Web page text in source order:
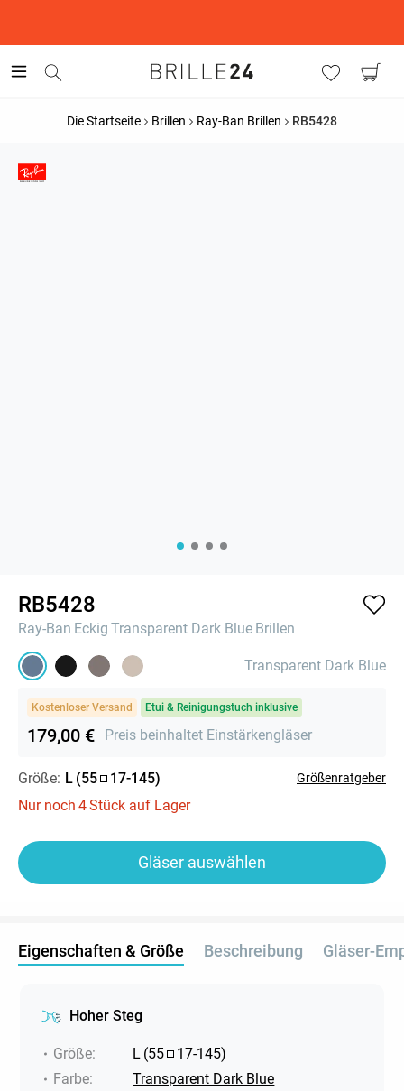
Die Startseite Brillen Ray-Ban Brillen RB5428
RB5428
Ray-Ban Eckig Transparent Dark Blue Brillen
Transparent Dark Blue
Kostenloser Versand Etui & Reinigungstuch inklusive
179,00 € Preis beinhaltet Einstärkengläser
Größe: L (55 17-145) Größenratgeber
Nur noch 4Stück auf Lager
Gläser auswählen
Eigenschaften & Größe Beschreibung Gläser-
Hoher Steg
Größe: L (55 17-145)
Farbe:
Transparent Dark Blue